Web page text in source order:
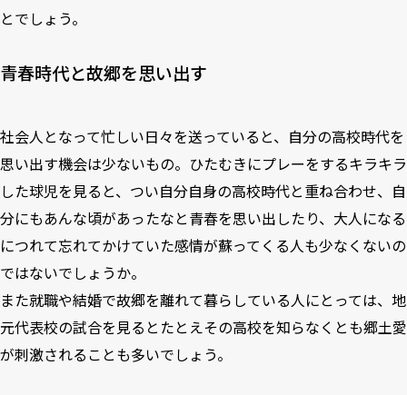
とでしょう。
青春時代と故郷を思い出す
社会人となって忙しい日々を送っていると、自分の高校時代を
思い出す機会は少ないもの。ひたむきにプレーをするキラキラ
した球児を見ると、つい自分自身の高校時代と重ね合わせ、自
分にもあんな頃があったなと青春を思い出したり、大人になる
につれて忘れてかけていた感情が蘇ってくる人も少なくないの
ではないでしょうか。
また就職や結婚で故郷を離れて暮らしている人にとっては、地
元代表校の試合を見るとたとえその高校を知らなくとも郷土愛
が刺激されることも多いでしょう。